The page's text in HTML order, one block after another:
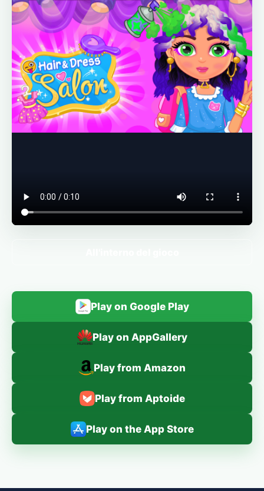
Play on Google Play
Play on AppGallery
Play from Amazon
Play from Aptoide
Play on the App Store